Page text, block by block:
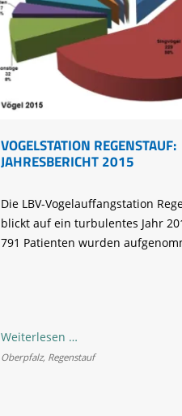
VOGELSTATION REGENSTAUF:
JAHRESBERICHT 2015
Die LBV-Vogelauffangstation
blickt auf ein turbulentes Jahr
791 Patienten wurden
Weiterlesen …Vogelstation
Regenstauf:
Oberpfalz, Regenstauf